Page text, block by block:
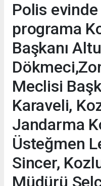
Polis
programa
Başkanı
Meclisi
Karaveli,
Jandarma
Üsteğmen
Sincer,
Müdürü